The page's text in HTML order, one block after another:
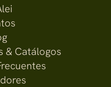
& Catálogos